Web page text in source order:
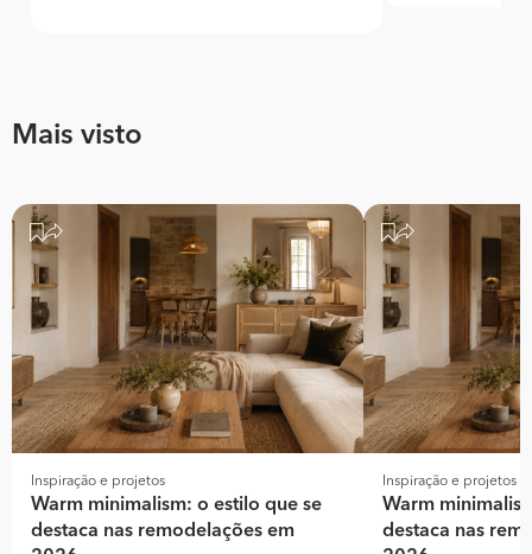
Mais visto
Inspiração e projetos
Warm minimalism: o estilo que se
destaca nas remodelações em
Inspiração e projetos
Warm
destaca nas